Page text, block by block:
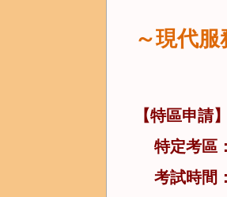
～現代
【特區申請
特定考區
考試時間